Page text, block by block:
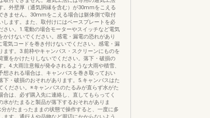
。外壁厚（通気胴縁を含む）が30mmをこえる
きません。30mmをこえる場合は躯体側で取付
します。また、取付けにはベースプレートを必
さい。1.電動の場合モーターやスイッチなど電気
かけないでください。感電・漏電の恐れがあり
電気コードを巻き付けないでください。感電・漏
ます。3.前枠やキャンバス・スクリーンにものを
重をかけたりしないでください。落下・破損の
。4.大雨注意報が発令されるような大雨や積雪、
想される場合は、キャンバスを巻き取っておい
下・破損のおそれがあります。5.キャンバスはた
ください。※キャンバスのたるみが直らず水がた
合は、必ず購入先に連絡し、直してもらってく
水がたまると製品が落下するおそれがありま
がたまったままの状態で操作すると、一度に多
ます。通行人や品物など周辺にかからないよう